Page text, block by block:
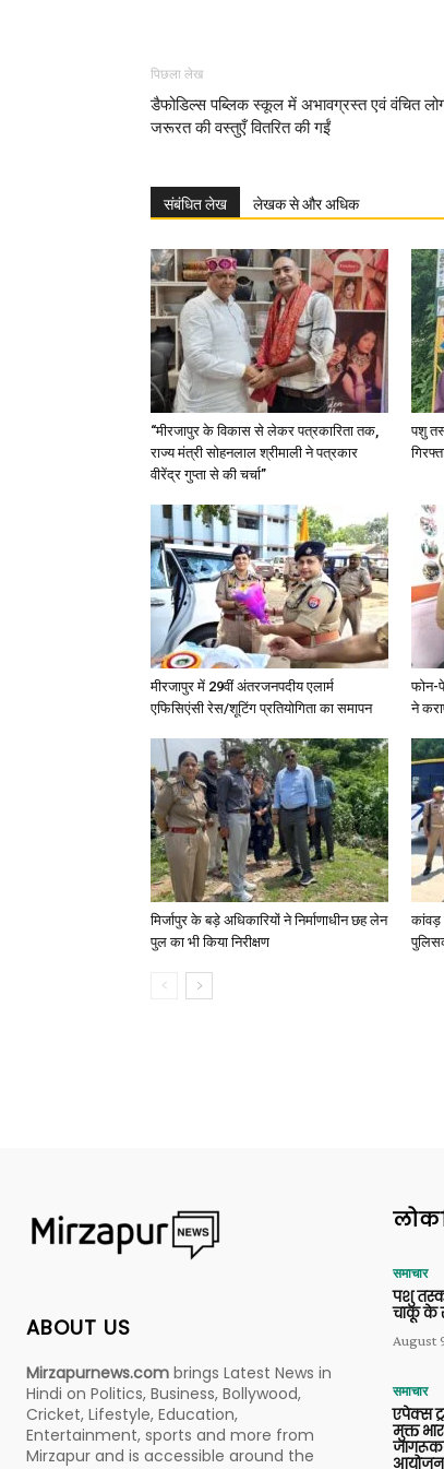
पिछला लेख
डैफोडिल्स पब्लिक स्कूल में अभावग्रस्त एवं वंचित
जरूरत की वस्तुएँ वितरित की गईं
संबंधित लेख लेखक से और अधिक
“मीरजापुर के विकास से लेकर पत्रकारिता तक,
राज्य मंत्री सोहनलाल श्रीमाली ने पत्रकार
वीरेंद्र गुप्ता से की चर्चा”
पशु
मीरजापुर में 29वीं अंतरजनपदीय एलार्म
एफिसिएंसी रेस/शूटिंग प्रतियोगिता का समापन
फोन-
ने
मिर्जापुर के बड़े अधिकारियों ने निर्माणाधीन छह लेन
पुल का भी किया निरीक्षण
कांवड़
ABOUT US
Mirzapurnews.com brings Latest News in
Hindi on Politics, Business, Bollywood,
Cricket, Lifestyle, Education,
Entertainment, sports and more from
Mirzapur and is accessible around the
समाचार
पशु
चाकू के
August
समाचार
एपेक्स
मुक्त